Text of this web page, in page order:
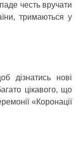
честь вручати
тримаються у
дізнатись нові
цікавого, що
«Коронації